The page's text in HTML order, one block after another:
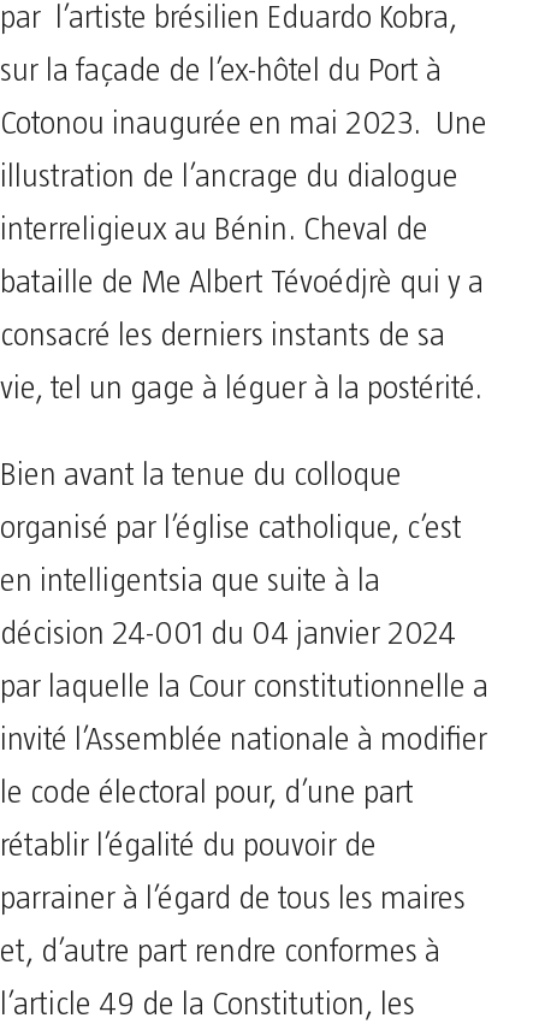
par l’artiste brésilien Eduardo Kobra,
sur la façade de l’ex-hôtel du Port à
Cotonou inaugurée en mai 2023. Une
illustration de l’ancrage du dialogue
interreligieux au Bénin. Cheval de
bataille de Me Albert Tévoédjrè qui y a
consacré les derniers instants de sa
vie, tel un gage à léguer à la postérité.
Bien avant la tenue du colloque
organisé par l’église catholique, c’est
en intelligentsia que suite à la
décision 24-001 du 04 janvier 2024
par laquelle la Cour constitutionnelle a
invité l’Assemblée nationale à modifier
le code électoral pour, d’une part
rétablir l’égalité du pouvoir de
parrainer à l’égard de tous les maires
et, d’autre part rendre conformes à
l’article 49 de la Constitution, les